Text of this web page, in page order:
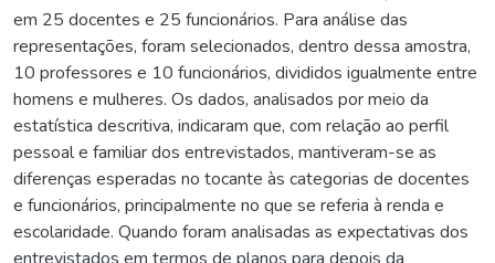
em 25 docentes e 25 funcionários. Para análise das
representações, foram selecionados, dentro dessa amostra,
10 professores e 10 funcionários, divididos igualmente entre
homens e mulheres. Os dados, analisados por meio da
estatística descritiva, indicaram que, com relação ao perfil
pessoal e familiar dos entrevistados, mantiveram-se as
diferenças esperadas no tocante às categorias de docentes
e funcionários, principalmente no que se referia à renda e
escolaridade. Quando foram analisadas as expectativas dos